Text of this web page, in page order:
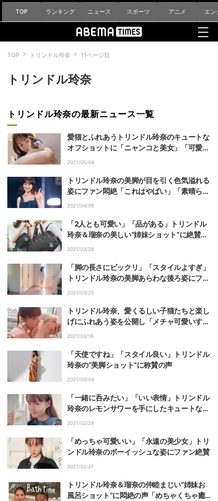
TOP ランキング ニュース スポーツ アニメ エン
TOP トリンドル玲奈 11ページ目
トリンドル玲奈
トリンドル玲奈の最新ニュース一覧
愛猫とふれあうトリンドル玲奈のキュートな
オフショットに「ニャンコと美女」「可愛い
過ぎ」と称賛
2021/05/04
トリンドル玲奈の美脚が目を引く色気溢れる
姿にファン悶絶「これはやばい」「素晴らし
い」
2021/04/09
「2人とも可愛い」「品がある」トリンドル
玲奈＆瑠奈の美しい“姉妹ショット”に絶賛の
声
2021/03/28
「脚の長さにビックリ」「スタイルよすぎ」
トリンドル玲奈の美脚あらわな後ろ姿にファ
ン絶賛
2021/03/25
トリンドル玲奈、愛くるしい子猫たちと楽し
げにふれあう姿を公開し「メチャ可愛いす
ぎ」と反響
2021/03/16
「天使ですね」「スタイル良い」トリンドル
玲奈の“美脚ショット”に称賛の声
2021/03/04
「一緒に呑みたい」「いい表情」トリンドル
玲奈のレモンサワーを手にしたキュートな姿
にファン絶賛
2021/02/28
「めっちゃ可愛いい」「永遠の美少女」トリ
ンドル玲奈のボーイッシュな姿にファン絶賛
2021/02/21
トリンドル玲奈＆瑠奈の仲睦まじい“姉妹お
風呂ショット”に悶絶の声「めちゃくちゃ癒